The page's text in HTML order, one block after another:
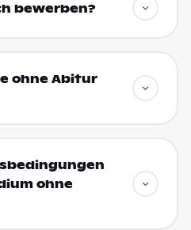
bewerben?
ohne Abitur
ohne